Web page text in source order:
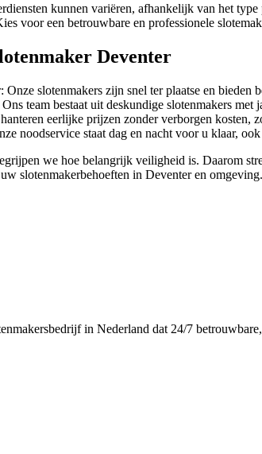
kunnen variëren, afhankelijk van het
voor een betrouwbare en professionele
Deventer
Onze slotenmakers zijn snel ter plaatse en
team bestaat uit deskundige slotenmakers met
eerlijke prijzen zonder verborgen kosten,
noodservice staat dag en nacht voor u klaar,
we hoe belangrijk veiligheid is. Daarom
slotenmakerbehoeften in Deventer en omgeving.
in Nederland dat 24/7